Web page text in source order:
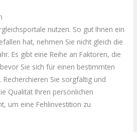
nutzen. So gut Ihnen ein
hat, nehmen Sie nicht gleich die
Es gibt eine Reihe an Faktoren, die
Sie sich für einen bestimmten
Sie sorgfältig und
Qualität Ihren persönlichen
um eine Fehlinvestition zu